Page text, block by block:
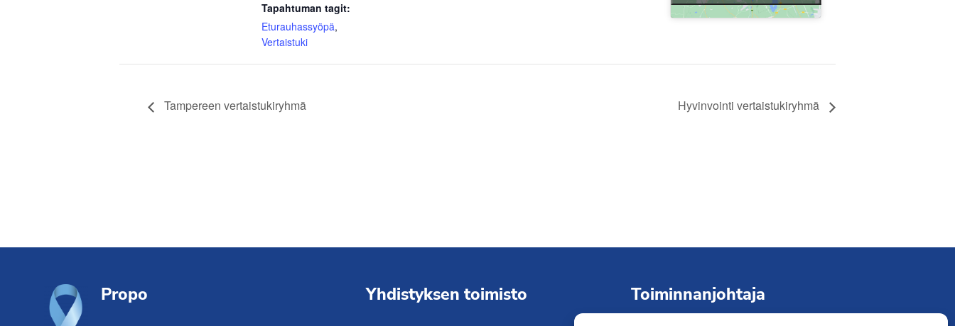
Tapahtuman tagit:
Eturauhassyöpä,
Vertaistuki
Tampereen vertaistukiryhmä Hyvinvointi vertaistukiryhmä
Propo Yhdistyksen toimisto Toiminnanjohtaja